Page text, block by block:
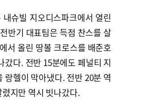
슈빌 지오디스파크에서 열린
반기 대표팀은 득점 찬스를 살
서 올린 땅볼 크로스를 배준호
갔다. 전반 15분에도 페널티 지
랑헬이 막아냈다. 전반 20분 역
지만 역시 빗나갔다.